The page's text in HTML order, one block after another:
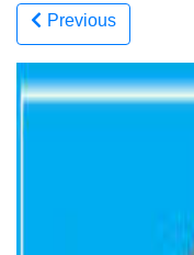
Previous